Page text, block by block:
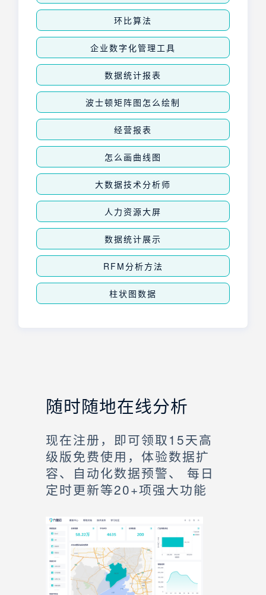
环比算法
企业数字化管理工具
数据统计报表
波士顿矩阵图怎么绘制
经营报表
怎么画曲线图
大数据技术分析师
人力资源大屏
数据统计展示
RFM分析方法
柱状图数据
随时随地在线分析
现在注册，即可领取15天高
级版免费使用，体验数据扩
容、自动化数据预警、 每日
定时更新等20+项强大功能